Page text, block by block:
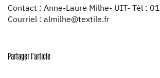
Contact : Anne-Laure Milhe- UIT- Tél :
Courriel : almilhe@textile.fr
Partager l'article